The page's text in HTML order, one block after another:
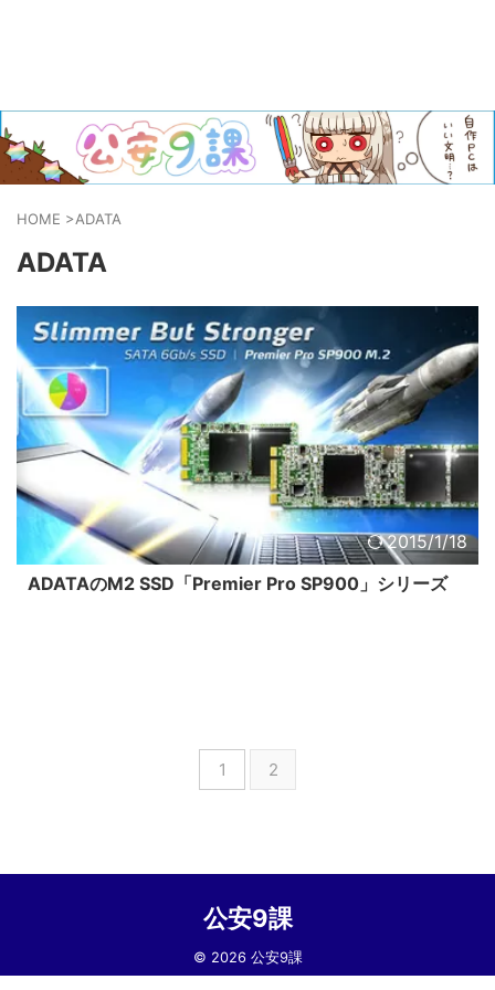
HOME >ADATA
ADATA
2015/1/18
ADATAのM2 SSD「Premier Pro SP900」シリーズ
1 2
公安9課
© 2026 公安9課